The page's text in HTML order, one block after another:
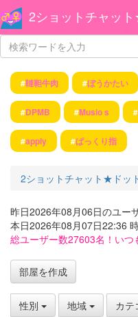
2ショットチャッ
#韃靼牛肉 #ぼうかたい
#DPMB #Musio s #
#apply #ぱっくり指
2ショットチャット★ドッ
昨日2026年08月06日のユー
本日2026年08月07日22:36
総ユーザー数27603名！いつ
部屋を作成
性別 地域 カテ